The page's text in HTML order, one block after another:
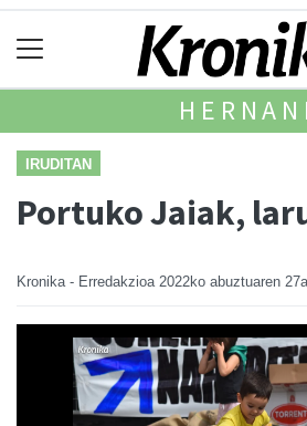
HERNANI
IRUDITAN
Portuko Jaiak,
Kronika - Erredakzioa 2022ko abuztuaren 27a